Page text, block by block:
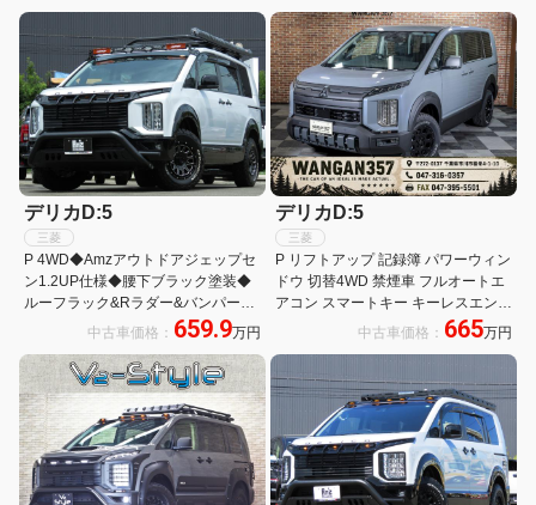
デリカD:5
三菱
P 4WD◆Amzアウトドアジェップセ
ン1.2UP仕様◆腰下ブラック塗装◆
ルーフラック&Rラダー&バンパー
G&Rガード◆BIGーX11型ナビ
ースAW&BFATタイヤ
中古車価格： 659.9万円
デリカD:5
三菱
P リフトアップ 記録簿 パワーウィン
ドウ 切替4WD 禁煙車 フルオートエ
アコン スマートキー キーレスエント
リ 電動格納ドアミラー 1オーナー車
中古車価格： 665万円